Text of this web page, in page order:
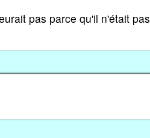
pas parce qu'il n'était pas